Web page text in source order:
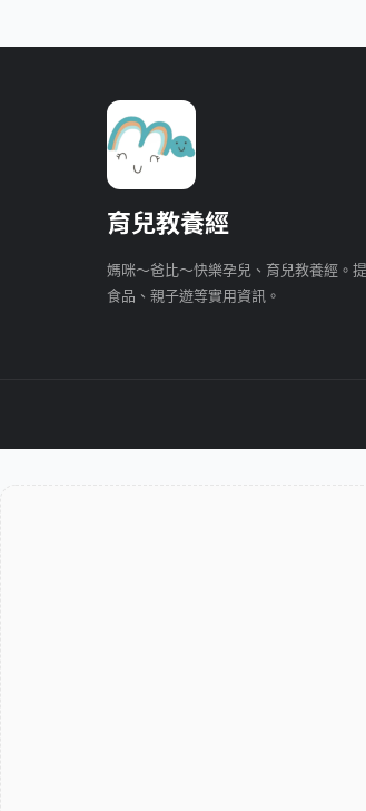
育兒教養經
媽咪～爸比～快樂孕兒、育兒教養經。
食品、親子遊等實用資訊。